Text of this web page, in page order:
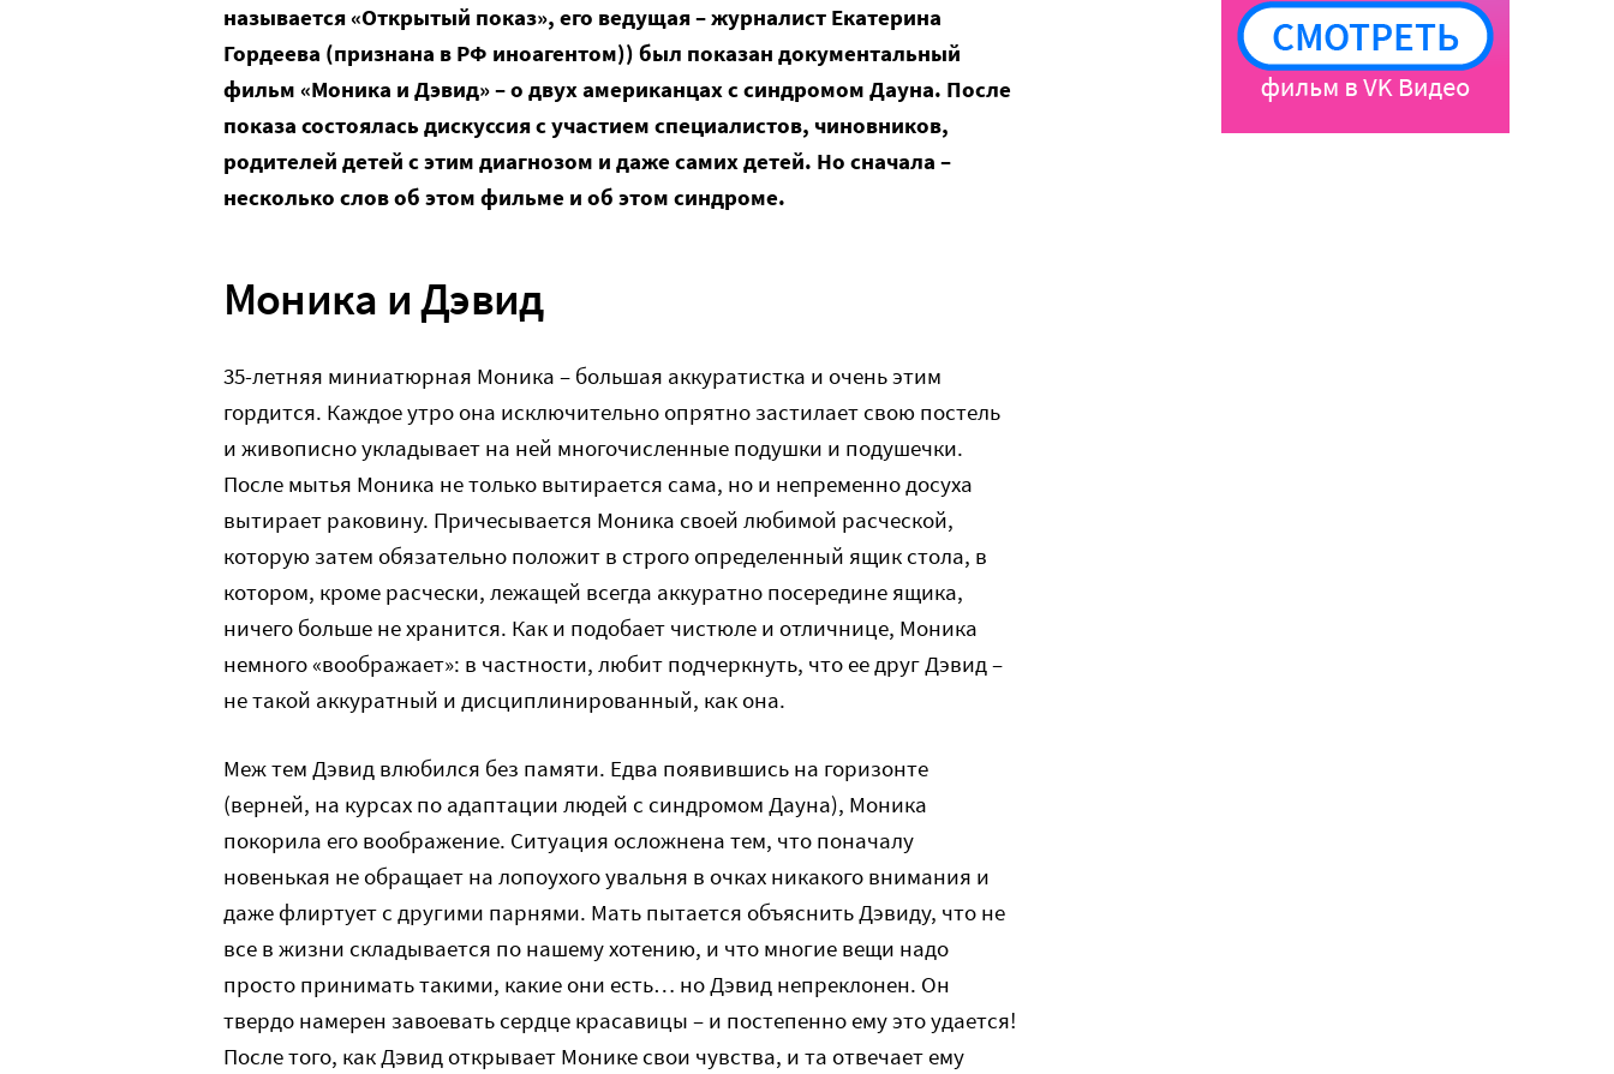
называется «Открытый показ», его ведущая – журналист Екатерина
Гордеева (признана в РФ иноагентом)) был показан документальный
фильм «Моника и Дэвид» – о двух американцах с синдромом Дауна. После
показа состоялась дискуссия с участием специалистов, чиновников,
родителей детей с этим диагнозом и даже самих детей. Но сначала –
несколько слов об этом фильме и об этом синдроме.
Моника и Дэвид
35-летняя миниатюрная Моника – большая аккуратистка и очень этим
гордится. Каждое утро она исключительно опрятно застилает свою постель
и живописно укладывает на ней многочисленные подушки и подушечки.
После мытья Моника не только вытирается сама, но и непременно досуха
вытирает раковину. Причесывается Моника своей любимой расческой,
которую затем обязательно положит в строго определенный ящик стола, в
котором, кроме расчески, лежащей всегда аккуратно посередине ящика,
ничего больше не хранится. Как и подобает чистюле и отличнице, Моника
немного «воображает»: в частности, любит подчеркнуть, что ее друг Дэвид –
не такой аккуратный и дисциплинированный, как она.
Меж тем Дэвид влюбился без памяти. Едва появившись на горизонте
(верней, на курсах по адаптации людей с синдромом Дауна), Моника
покорила его воображение. Ситуация осложнена тем, что поначалу
новенькая не обращает на лопоухого увальня в очках никакого внимания и
даже флиртует с другими парнями. Мать пытается объяснить Дэвиду, что не
все в жизни складывается по нашему хотению, и что многие вещи надо
просто принимать такими, какие они есть… но Дэвид непреклонен. Он
твердо намерен завоевать сердце красавицы – и постепенно ему это удается!
После того, как Дэвид открывает Монике свои чувства, и та отвечает ему